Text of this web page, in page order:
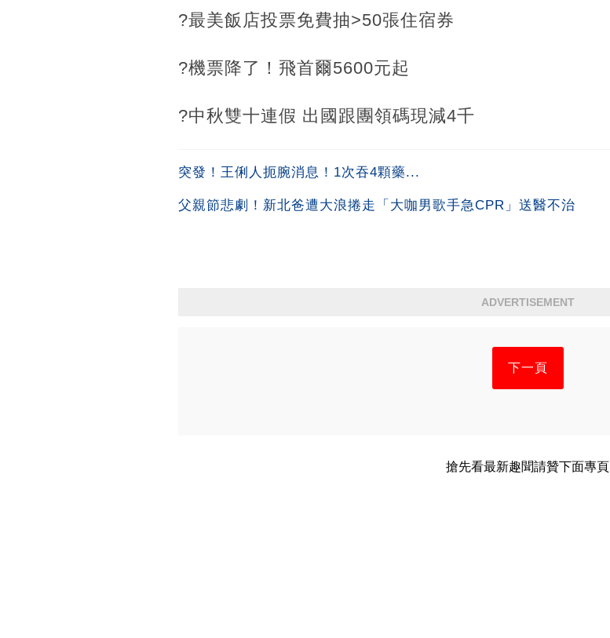
?最美飯店投票免費抽>50張住宿券
?機票降了！飛首爾5600元起
?中秋雙十連假 出國跟團領碼現減4千
突發！王俐人扼腕消息！1次吞4顆藥...
父親節悲劇！新北爸遭大浪捲走「大咖男歌手急CPR」送醫不治
ADVERTISEMENT
下一頁
搶先看最新趣聞請贊下面專頁